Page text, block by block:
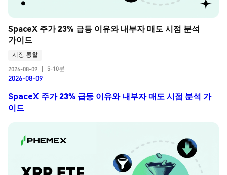
SpaceX 주가 23% 급등 이유와 내부자 매도 시점 분석
가이드
시장 통찰
2026-08-09
5-10분
2026-08-09
SpaceX 주가 23% 급등 이유와 내부자 매도 시점 분석 가
이드